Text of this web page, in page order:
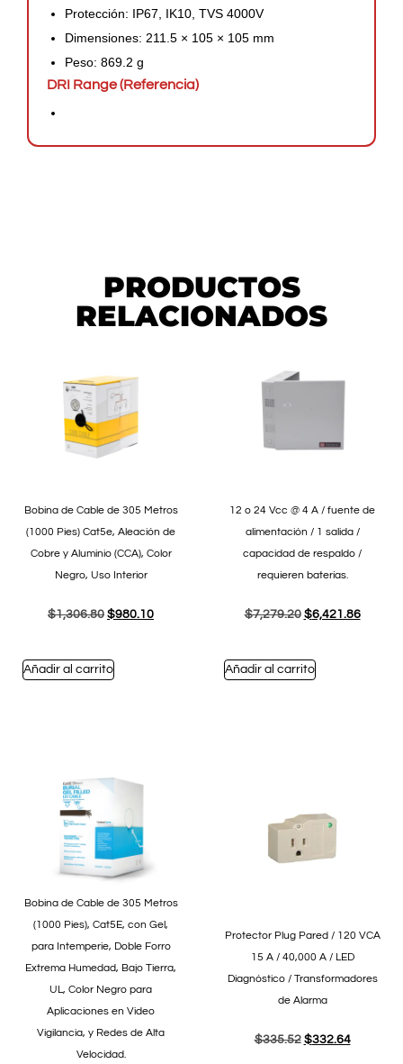
Protección: IP67, IK10, TVS 4000V
Dimensiones: 211.5 × 105 × 105 mm
Peso: 869.2 g
DRI Range (Referencia)
PRODUCTOS
RELACIONADOS
Bobina de Cable de 305 Metros
(1000 Pies) Cat5e, Aleación de
Cobre y Aluminio (CCA), Color
Negro, Uso Interior
$1,306.80 $980.10
Añadir al carrito
12 o 24 Vcc @ 4 A / fuente de
alimentación / 1 salida /
capacidad de respaldo /
requieren baterías.
$7,279.20 $6,421.86
Añadir al carrito
Bobina de Cable de 305 Metros
(1000 Pies), Cat5E, con Gel,
para Intemperie, Doble Forro
Extrema Humedad, Bajo Tierra,
UL, Color Negro para
Aplicaciones en Video
Vigilancia, y Redes de Alta
Velocidad.
Protector Plug Pared / 120 VCA
15 A / 40,000 A / LED
Diagnóstico / Transformadores
de Alarma
$335.52 $332.64